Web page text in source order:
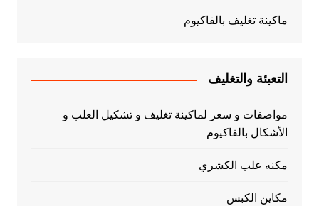
ماكينة تغليف بالفاكيوم
التعبئة والتغليف
مواصفات و سعر لماكينة تغليف و تشكيل العلب و
الأشكال بالفاكيوم
مكنه علب الكشري
مكاين الكبس